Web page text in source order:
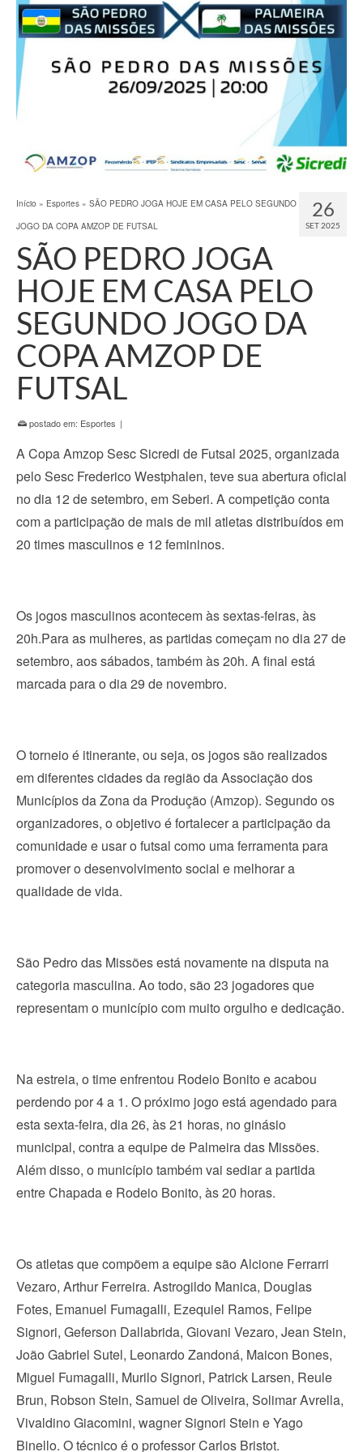
26
SET 2025
Início » Esportes » SÃO PEDRO JOGA HOJE EM CASA PELO SEGUNDO
JOGO DA COPA AMZOP DE FUTSAL
SÃO PEDRO JOGA
HOJE EM CASA PELO
SEGUNDO JOGO DA
COPA AMZOP DE
FUTSAL
postado em: Esportes |
A Copa Amzop Sesc Sicredi de Futsal 2025, organizada
pelo Sesc Frederico Westphalen, teve sua abertura oficial
no dia 12 de setembro, em Seberi. A competição conta
com a participação de mais de mil atletas distribuídos em
20 times masculinos e 12 femininos.
Os jogos masculinos acontecem às sextas-feiras, às
20h.Para as mulheres, as partidas começam no dia 27 de
setembro, aos sábados, também às 20h. A final está
marcada para o dia 29 de novembro.
O torneio é itinerante, ou seja, os jogos são realizados
em diferentes cidades da região da Associação dos
Municípios da Zona da Produção (Amzop). Segundo os
organizadores, o objetivo é fortalecer a participação da
comunidade e usar o futsal como uma ferramenta para
promover o desenvolvimento social e melhorar a
qualidade de vida.
São Pedro das Missões está novamente na disputa na
categoria masculina. Ao todo, são 23 jogadores que
representam o município com muito orgulho e dedicação.
Na estreia, o time enfrentou Rodeio Bonito e acabou
perdendo por 4 a 1. O próximo jogo está agendado para
esta sexta-feira, dia 26, às 21 horas, no ginásio
municipal, contra a equipe de Palmeira das Missões.
Além disso, o município também vai sediar a partida
entre Chapada e Rodeio Bonito, às 20 horas.
Os atletas que compõem a equipe são Alcione Ferrarri
Vezaro, Arthur Ferreira. Astrogildo Manica, Douglas
Fotes, Emanuel Fumagalli, Ezequiel Ramos, Felipe
Signori, Geferson Dallabrida, Giovani Vezaro, Jean Stein,
João Gabriel Sutel, Leonardo Zandoná, Maicon Bones,
Miguel Fumagalli, Murilo Signori, Patrick Larsen, Reule
Brun, Robson Stein, Samuel de Oliveira, Solimar Avrella,
Vivaldino Giacomini, wagner Signori Stein e Yago
Binello. O técnico é o professor Carlos Bristot.